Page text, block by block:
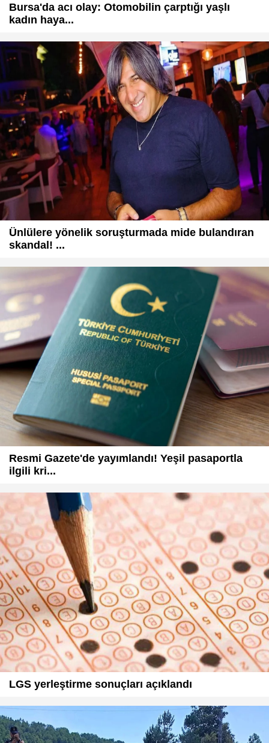
Bursa'da acı olay: Otomobilin çarptığı yaşlı
kadın haya...
Ünlülere yönelik soruşturmada mide bulandıran
skandal! ...
Resmi Gazete'de yayımlandı! Yeşil pasaportla
ilgili kri...
LGS yerleştirme sonuçları açıklandı